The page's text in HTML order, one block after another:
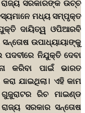
ସରକାରଙ୍କ ଉଚ୍ଚ
ମଧ୍ୟ ସମ୍ପୃକ୍ତ
ଦାୟିତ୍ୱ ଓପିଆରବି
ଉପାଧ୍ୟାୟାଙ୍କୁ
ନିଯୁକ୍ତି ଦେବା
କରିବା ପାଇଁ ଭାରତ
ଯାଇଥିଲା। ଏହି କାମ
ରିଚ ମାଇଣ୍ଡ
ସରକାର ସନ୍ତୋଷ